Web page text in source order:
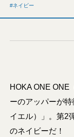
ネイビー
HOKA ONE ONE
ーのアッパーが
イエル）」。第2
のネイビーだ！